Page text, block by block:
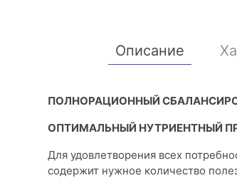
Описание
ПОЛНОРАЦИОННЫЙ
ОПТИМАЛЬНЫЙ НУТРИЕНТНЫЙ
Для удовлетворения всех
содержит нужное количество